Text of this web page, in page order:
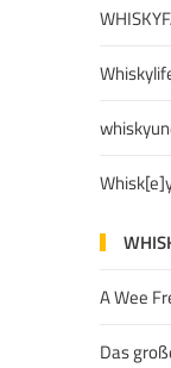
A Wee
Das